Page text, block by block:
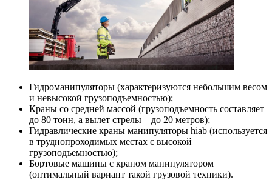
Гидроманипуляторы (характеризуются небольшим весом
и невысокой грузоподъемностью);
Краны со средней массой (грузоподъемность составляет
до 80 тонн, а вылет стрелы – до 20 метров);
Гидравлические краны манипуляторы hiab (используется
в труднопроходимых местах с высокой
грузоподъемностью);
Бортовые машины с краном манипулятором
(оптимальный вариант такой грузовой техники).